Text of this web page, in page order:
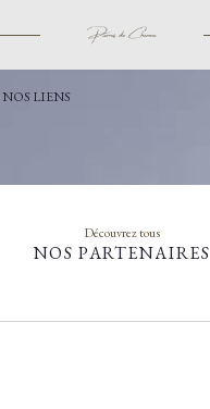
NOS LIENS
Découvrez tous
NOS PARTENAIRES